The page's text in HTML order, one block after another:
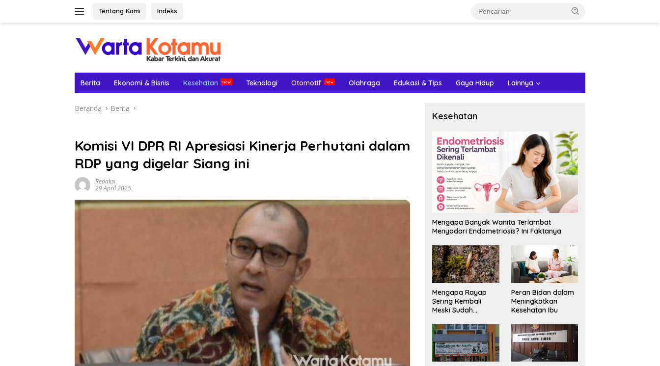
Tentang Kami Indeks
Berita Ekonomi & Bisnis Kesehatan Teknologi Otomotif Olahraga Edukasi & Tips Gaya Hidup Lainnya
Beranda Berita
Komisi VI DPR RI Apresiasi Kinerja Perhutani dalam
RDP yang digelar Siang ini
Redaksi
29 April 2025
Kesehatan
Mengapa Banyak Wanita Terlambat
Menyadari Endometriosis? Ini Faktanya
Mengapa Rayap
Sering Kembali
Meski Sudah
Peran Bidan dalam
Meningkatkan
Kesehatan Ibu